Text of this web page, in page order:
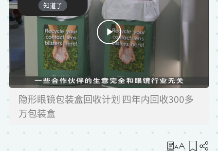
知道了
隐形眼镜包装盒回收计划 四年内回收300多
万包装盒
收藏